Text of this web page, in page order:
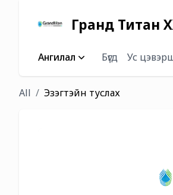
Гранд Титан
Ангилал Бүгд Ус
All Эзэгтэйн туслах